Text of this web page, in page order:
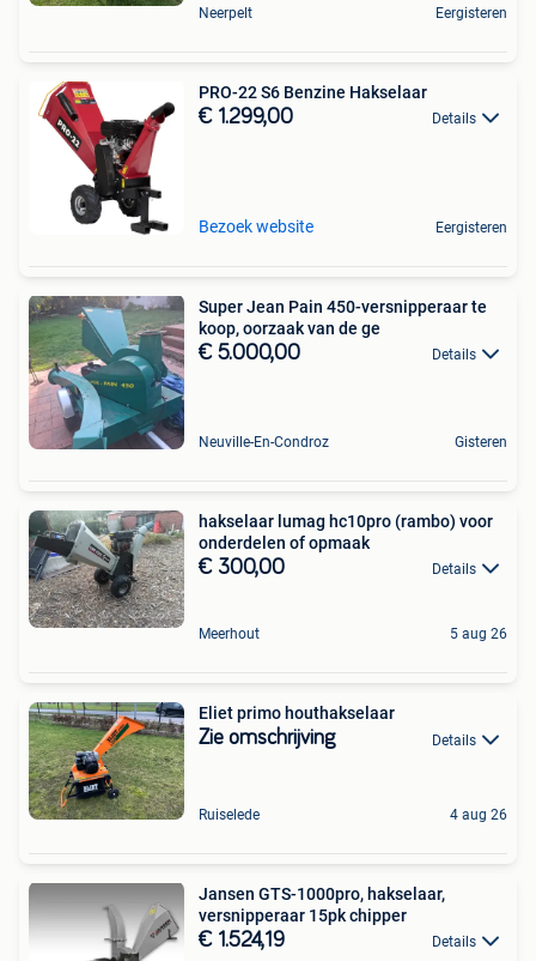
Neerpelt Eergisteren
PRO-22 S6 Benzine Hakselaar
€ 1.299,00 Details
Bezoek website Eergisteren
Super Jean Pain 450-versnipperaar te
koop, oorzaak van de ge
€ 5.000,00 Details
Neuville-En-Condroz Gisteren
hakselaar lumag hc10pro (rambo) voor
onderdelen of opmaak
€ 300,00 Details
Meerhout 5 aug 26
Eliet primo houthakselaar
Zie omschrijving Details
Ruiselede 4 aug 26
Jansen GTS-1000pro, hakselaar,
versnipperaar 15pk chipper
€ 1.524,19 Details